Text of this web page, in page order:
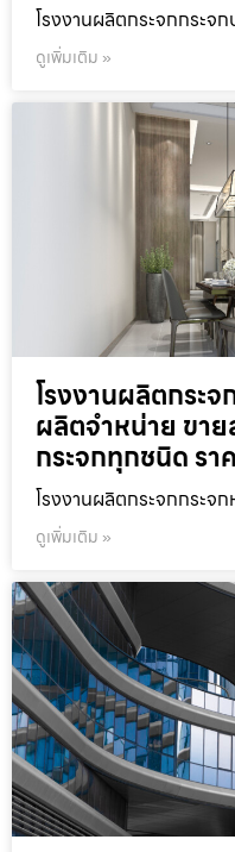
โรงงานผลิตกระจกกระจ
ดูเพิ่มเติม »
โรงงานผลิตกระจ
ผลิตจำหน่าย ขาย
กระจกทุกชนิด รา
โรงงานผลิตกระจกกระจ
ดูเพิ่มเติม »